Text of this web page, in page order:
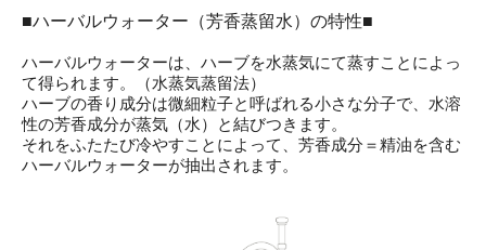
■ハーバルウォーター（芳香蒸留水）の特性■
ハーバルウォーターは、ハーブを水蒸気にて蒸すことによっ
て得られます。（水蒸気蒸留法）
ハーブの香り成分は微細粒子と呼ばれる小さな分子で、水溶
性の芳香成分が蒸気（水）と結びつきます。
それをふたたび冷やすことによって、芳香成分＝精油を含む
ハーバルウォーターが抽出されます。